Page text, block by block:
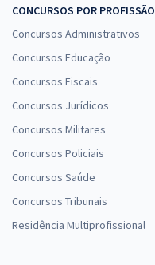
CONCURSOS POR PROFISSÃO
Concursos Administrativos
Concursos Educação
Concursos Fiscais
Concursos Jurídicos
Concursos Militares
Concursos Policiais
Concursos Saúde
Concursos Tribunais
Residência Multiprofissional